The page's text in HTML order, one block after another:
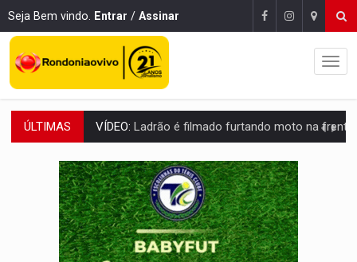
Seja Bem vindo. Entrar / Assinar
ÚLTIMAS BOLSAS DE PESQUISA:Iniciativa Amazônia+10 lança chamada para fortalecer
MATERIAL:Brasil tem grandes reservas de urânio, mas produz pouco e
VÍDEO:Serpente capturada na fábrica da Coca-Cola é
HOMENAGEM:Cientistas cassados pelo AI-5 se tornam pesquisadores
VÍDEO:Perseguição é registrada no shopping após colombiana furtar